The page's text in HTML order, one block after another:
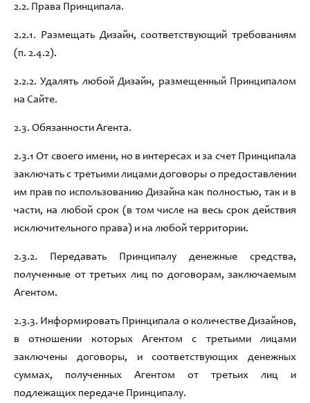
2.2. Права Принципала.
2.2.1. Размещать Дизайн,соответствующий требованиям
(п. 2.4.2).
2.2.2.Удалять любойДизайн, размещенныйПринципалом
на Сайте.
2.3. ОбязанностиАгента.
2.3.1От своего имени, но в интересах и за счет Принципала
заключать с третьими лицами договоры о предоставлении
им прав по использованию Дизайна как полностью, так и в
части, на любой срок (в том числе на весь срок действия
исключительного права) и на любой территории.
2.3.2. Передавать Принципалу денежные средства,
полученные от третьих лиц по договорам, заключаемым
Агентом.
2.3.3. Информировать Принципала о количестве Дизайнов,
в отношении которых Агентом с третьими лицами
заключены договоры, и соответствующих денежных
суммах, полученных Агентом от третьих лиц и
подлежащих передаче Принципалу.